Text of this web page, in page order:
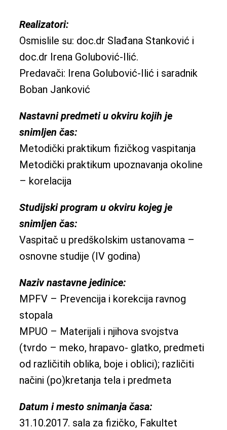
Realizatori:
Osmislile su: doc.dr Slađana Stanković i
doc.dr Irena Golubović-Ilić.
Predavači: Irena Golubović-Ilić i saradnik
Boban Janković
Nastavni predmeti u okviru kojih je
snimljen čas:
Metodički praktikum fizičkog vaspitanja
Metodički praktikum upoznavanja okoline
– korelacija
Studijski program u okviru kojeg je
snimljen čas:
Vaspitač u predškolskim ustanovama –
osnovne studije (IV godina)
Naziv nastavne jedinice:
MPFV – Prevencija i korekcija ravnog
stopala
MPUO – Materijali i njihova svojstva
(tvrdo – meko, hrapavo- glatko, predmeti
od različitih oblika, boje i oblici); različiti
načini (po)kretanja tela i predmeta
Datum i mesto snimanja časa:
31.10.2017. sala za fizičko, Fakultet